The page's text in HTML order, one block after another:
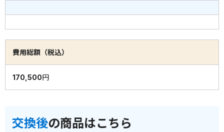
費用総額（税込）
170,500円
交換後の商品はこちら